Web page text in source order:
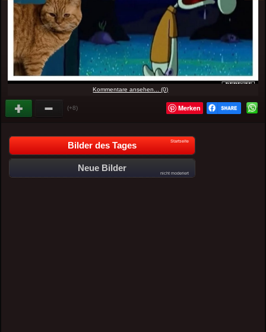
Kommentare ansehen... (0)
(+8) Merken
Bilder des Tages Startseite
Neue Bilder
nicht moderiert